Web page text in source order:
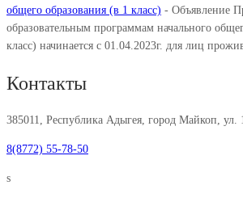
общего образования (в 1 класс) - Объявление
образовательным программам начального
класс) начинается с 01.04.2023г. для лиц
Контакты
385011, Республика Адыгея, город Майкоп,
8(8772) 55-78-50
s